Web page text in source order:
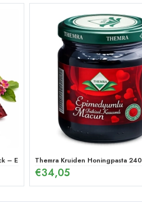
– Energetische Kruidenmix (12 x 12g)
Themra Kruiden Honingpasta
€34,05